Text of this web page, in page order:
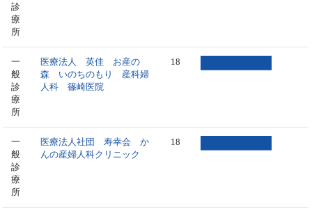
診
療
所
一
般
診
療
所
医療法人 英佳 お産の
森 いのちのもり 産科婦
人科 篠崎医院
18
一
般
診
療
所
医療法人社団 寿幸会 か
んの産婦人科クリニック
18